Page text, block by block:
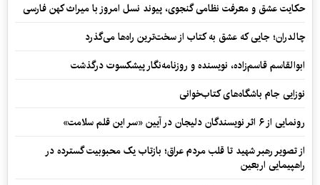
حکایت عشق و معرفت نظامی گنجوی، پیوند نسل امروز با میراث کهن فارسی
چالدران؛ جایی که عشق به کتاب از سخت‌ترین راه‌ها می‌گذرد
ابوالقاسم قاسم‌زاده، نویسنده و روزنامه‌نگار پیشکسوت درگذشت
نوزایی جام باشگاه‌های کتاب‌خوانی
رونمایی از ۶ اثر نویسندگان دلیجان در آیین «سر این قلم سلامت»
از تصویر رهبر شهید تا قلب مردم عراق؛ بازتاب یک محبوبیت گسترده در
راهپیمایی اربعین